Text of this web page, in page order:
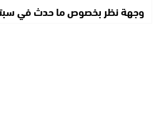
وجهة نظر بخصوص ما حدث في